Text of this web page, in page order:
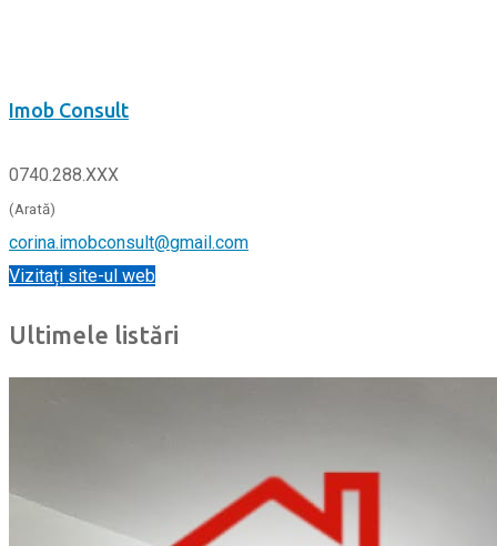
Imob Consult
0740.288.XXX
(Arată)
corina.imobconsult@gmail.com
Vizitați site-ul web
Ultimele listări